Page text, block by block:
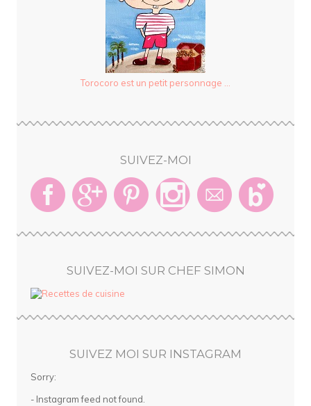
Torocoro est un petit personnage ...
SUIVEZ-MOI
SUIVEZ-MOI SUR CHEF SIMON
SUIVEZ MOI SUR INSTAGRAM
Sorry:
- Instagram feed not found.